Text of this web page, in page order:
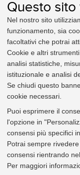
Questo sito
Nel nostro sito
funzionamento, sia
facoltativi che potrai
Cookie e altri
analisi statistiche,
istituzionale e analisi
Se chiudi questo
cookie necessari.
Puoi esprimere il
l'opzione in
consensi più specifici
Potrai sempre
consensi rientrando
Per maggiori
Amministrazione
Didattica e diritto allo studio
Procedimento amministrativo
Ricerca
Studente
Docente
Personale Tecnico-
Impresa e altri soggetti terzi